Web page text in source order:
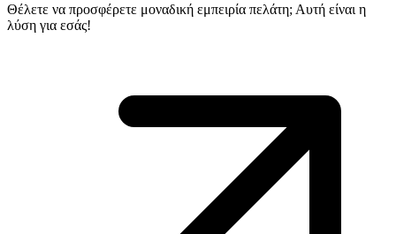
Θέλετε να προσφέρετε μοναδική εμπειρία πελάτη; Αυτή είναι η
λύση για εσάς!